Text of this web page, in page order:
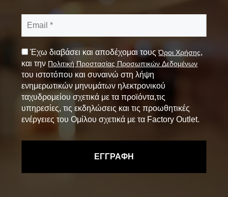
Έχω διαβάσει και αποδέχομαι τουςΌροι Χρήσης,
και την Πολιτική Προστασίας Προσωπικών Δεδομένων
του ιστοτόπου και συναινώ στη λήψη
ενημερωτικών μηνυμάτων ηλεκτρονικού
ταχυδρομείου σχετικά με τα προϊόντα,τις
υπηρεσίες, τις εκδηλώσεις και τις προωθητικές
ενέργειες του Ομίλου σχετικά με τα Factory Outlet.